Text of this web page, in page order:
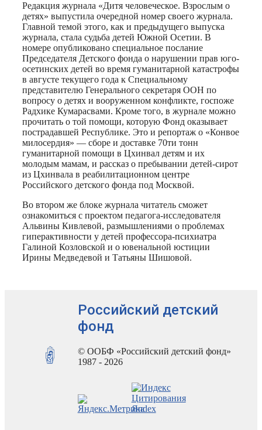
Редакция журнала «Дитя человеческое. Взрослым о
детях» выпустила очередной номер своего журнала.
Главной темой этого, как и предыдущего выпуска
журнала, стала судьба детей Южной Осетии. В
номере опубликовано специальное послание
Председателя Детского фонда о нарушении прав юго-
осетинских детей во время гуманитарной катастрофы
в августе текущего года к Специальному
представителю Генерального секретаря ООН по
вопросу о детях и вооруженном конфликте, госпоже
Радхике Кумарасвами. Кроме того, в журнале можно
прочитать о той помощи, которую Фонд оказывает
пострадавшей Республике. Это и репортаж о «Конвое
милосердия» — сборе и доставке 70ти тонн
гуманитарной помощи в Цхинвал детям и их
молодым мамам, и рассказ о пребывании детей-сирот
из Цхинвала в реабилитационном центре
Российского детского фонда под Москвой.
Во втором же блоке журнала читатель сможет
ознакомиться с проектом педагога-исследователя
Альвины Кивлевой, размышлениями о проблемах
гиперактивности у детей профессора-психиатра
Галиной Козловской и о ювенальной юстиции
Ирины Медведевой и Татьяны Шишовой.
Российский детский
фонд
© ООБФ «Российский детский фонд»
1987 - 2026